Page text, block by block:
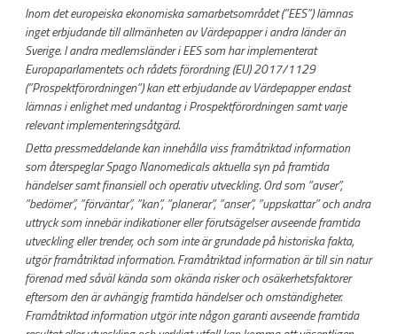
Inom det europeiska ekonomiska samarbetsområdet (”EES”) lämnas
inget erbjudande till allmänheten av Värdepapper i andra länder än
Sverige. I andra medlemsländer i EES som har implementerat
Europaparlamentets och rådets förordning (EU) 2017/1129
(”Prospektförordningen”) kan ett erbjudande av Värdepapper endast
lämnas i enlighet med undantag i Prospektförordningen samt varje
relevant implementeringsåtgärd.
Detta pressmeddelande kan innehålla viss framåtriktad information
som återspeglar Spago Nanomedicals aktuella syn på framtida
händelser samt finansiell och operativ utveckling. Ord som ”avser”,
”bedömer”, ”förväntar”, ”kan”, ”planerar”, ”anser”, ”uppskattar” och andra
uttryck som innebär indikationer eller förutsägelser avseende framtida
utveckling eller trender, och som inte är grundade på historiska fakta,
utgör framåtriktad information. Framåtriktad information är till sin natur
förenad med såväl kända som okända risker och osäkerhetsfaktorer
eftersom den är avhängig framtida händelser och omständigheter.
Framåtriktad information utgör inte någon garanti avseende framtida